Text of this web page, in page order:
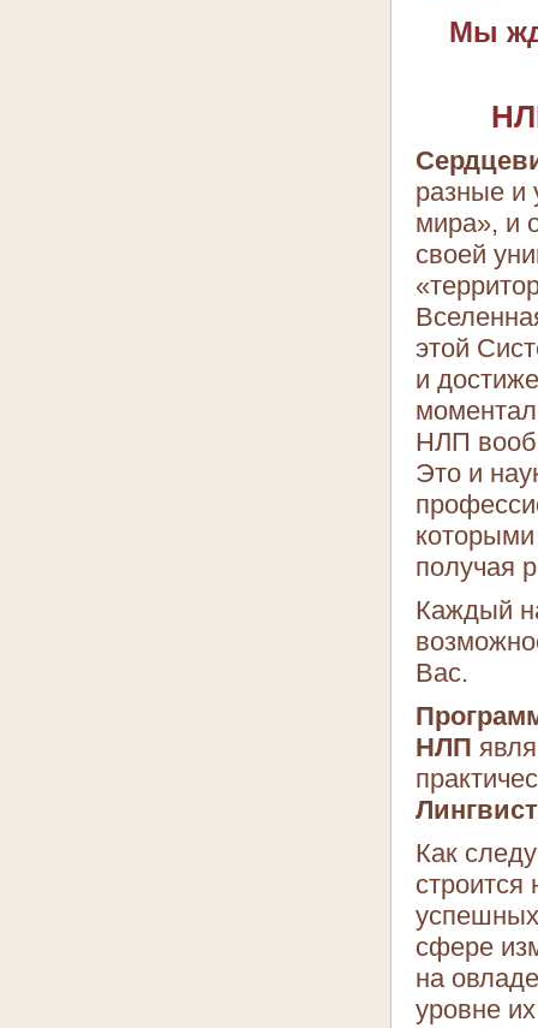
Мы
разные и
мира», и
своей
этой
и
НЛП
Это и
получая
Каждый
Вас.
НЛП
Как
сфере
на
уровне